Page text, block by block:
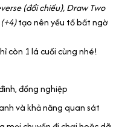
(đổi chiều), Draw Two
tạo nên yếu tố bất ngờ
còn 1 lá cuối cùng nhé!
đồng nghiệp
và khả năng quan sát